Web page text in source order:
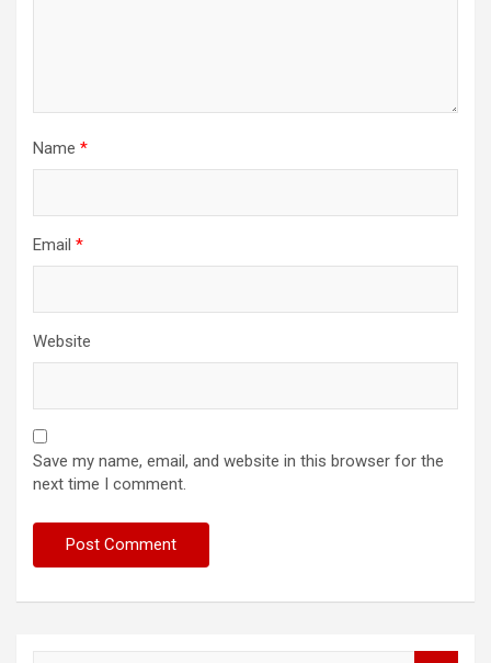
Name *
Email *
Website
Save my name, email, and website in this browser for the
next time I comment.